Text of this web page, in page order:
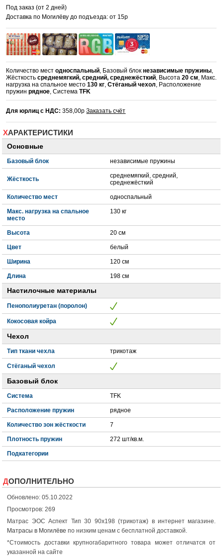
Под заказ (от 2 дней)
Доставка по Могилёву до подъезда: от 15р
Количество местодноспальный, Базовый блокнезависимые пружины,
Жёсткостьсреднемягкий, средний, среднежёсткий, Высота20 см, Макс.
нагрузка на спальное место130 кг,Стёганый чехол, Расположение
пружинрядное, СистемаTFK
Для юрлиц с НДС: 358,00рЗаказать счёт
ХАРАКТЕРИСТИКИ
Основные
Базовый блок независимые пружины
Жёсткость
среднемягкий, средний,
среднежёсткий
Количество мест односпальный
Макс. нагрузка на спальное
место
130 кг
Высота 20 см
Цвет белый
Ширина 120 см
Длина 198 см
Настилочные материалы
Пенополиуретан (поролон)
Кокосовая койра
Чехол
Тип ткани чехла трикотаж
Стёганый чехол
Базовый блок
Система TFK
Расположение пружин рядное
Количество зон жёсткости 7
Плотность пружин 272 шт/кв.м.
Подкатегории
ДОПОЛНИТЕЛЬНО
Обновлено: 05.10.2022
Просмотров: 269
Матрас ЭОС Аспект Тип 30 90x198 (трикотаж) в интернет магазине.
Матрасы в Могилёве по низким ценам с бесплатной доставкой.
*Стоимость доставки крупногабаритного товара может отличатся от
указанной на сайте